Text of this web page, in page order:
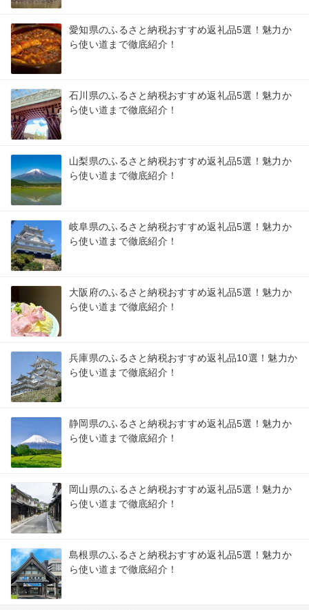
愛知県のふるさと納税おすすめ返礼品5選！魅力か
ら使い道まで徹底紹介！
石川県のふるさと納税おすすめ返礼品5選！魅力か
ら使い道まで徹底紹介！
山梨県のふるさと納税おすすめ返礼品5選！魅力か
ら使い道まで徹底紹介！
岐阜県のふるさと納税おすすめ返礼品5選！魅力か
ら使い道まで徹底紹介！
大阪府のふるさと納税おすすめ返礼品5選！魅力か
ら使い道まで徹底紹介！
兵庫県のふるさと納税おすすめ返礼品10選！魅力か
ら使い道まで徹底紹介！
静岡県のふるさと納税おすすめ返礼品5選！魅力か
ら使い道まで徹底紹介！
岡山県のふるさと納税おすすめ返礼品5選！魅力か
ら使い道まで徹底紹介！
島根県のふるさと納税おすすめ返礼品5選！魅力か
ら使い道まで徹底紹介！